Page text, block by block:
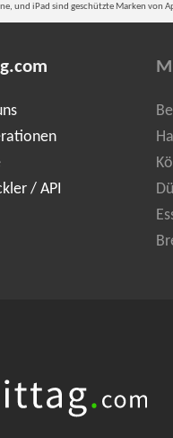
und iPad sind geschützte Marken von
/ API